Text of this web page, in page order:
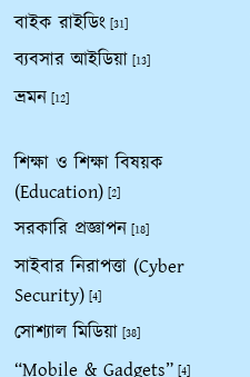
বাইক রাইডিং [31]
ব্যবসার আইডিয়া [13]
ভ্রমন [12]
শিক্ষা ও শিক্ষা বিষয়ক
(Education) [2]
সরকারি প্রজ্ঞাপন [18]
সাইবার নিরাপত্তা (Cyber
Security) [4]
সোশ্যাল মিডিয়া [38]
“Mobile & Gadgets” [4]